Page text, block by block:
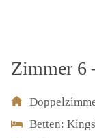
Zimmer 6
Betten: